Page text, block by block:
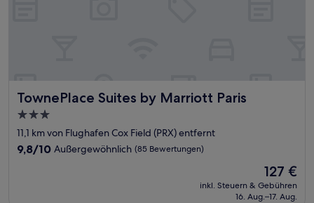
TownePlace Suites by Marriott Paris
TownePlace Suites by Marriott Paris
3.0-
Sterne-
Unterkunft
11,1 km von Flughafen Cox Field (PRX) entfernt
9.8
9,8/10 Außergewöhnlich (85 Bewertungen)
Der
Preis
beträgt
127 €
inkl. Steuern & Gebühren
16. Aug.–17. Aug.